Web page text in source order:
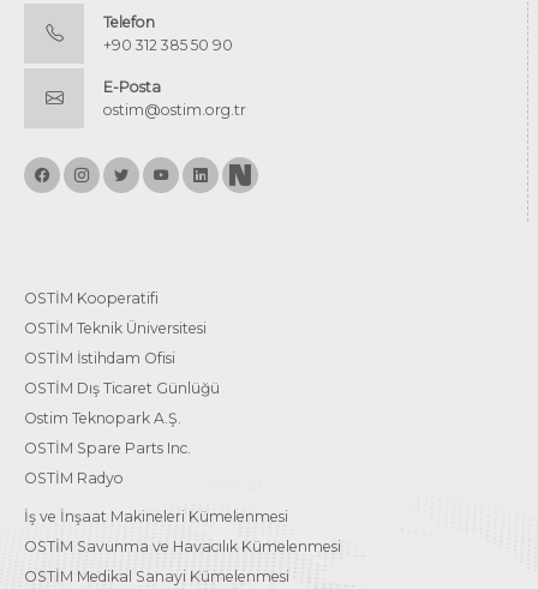
Telefon
+90 312 385 50 90
E-Posta
ostim@ostim.org.tr
OSTİM Kooperatifi
OSTİM Teknik Üniversitesi
OSTİM İstihdam Ofisi
OSTİM Dış Ticaret Günlüğü
Ostim Teknopark A.Ş.
OSTİM Spare Parts Inc.
OSTİM Radyo
İş ve İnşaat Makineleri Kümelenmesi
OSTİM Savunma ve Havacılık Kümelenmesi
OSTİM Medikal Sanayi Kümelenmesi